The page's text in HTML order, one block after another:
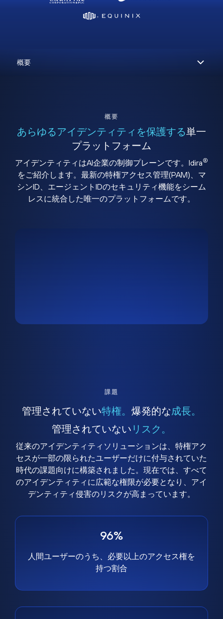
概要
あらゆるアイデンティティを保護する単一
プラットフォーム
アイデンティティはAI企業の制御プレーンです。Idira®
をご紹介します。最新の特権アクセス管理(PAM)、マ
シンID、エージェントIDのセキュリティ機能をシーム
レスに統合した唯一のプラットフォームです。
課題
管理されていない特権。 爆発的な成長。
管理されていない リスク。
従来のアイデンティティソリューションは、特権アク
セスが一部の限られたユーザーだけに付与されていた
時代の課題向けに構築されました。現在では、すべて
のアイデンティティに広範な権限が必要となり、アイ
デンティティ侵害のリスクが高まっています。
96%
人間ユーザーのうち、必要以上のアクセス権を
持つ割合